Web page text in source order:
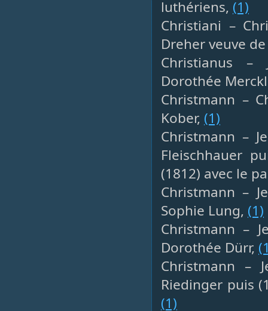
luthériens, (1)
Christiani –
Dreher veuve
Christianus –
Dorothée
Christmann –
Kober, (1)
Christmann –
Fleischhauer
(1812) avec le
Christmann –
Sophie Lung, (1)
Christmann –
Dorothée Dürr,
Christmann –
Riedinger puis
(1)